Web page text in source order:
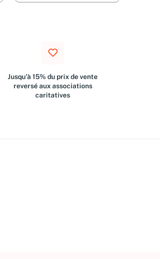
Jusqu'à 15% du prix de vente
reversé aux associations
caritatives